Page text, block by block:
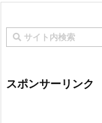
スポンサーリンク